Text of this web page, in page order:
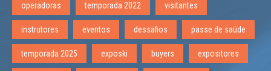
operadoras temporada 2022 visitantes
instrutores eventos dessafios passe de saúde
temporada 2025 exposki buyers expositores